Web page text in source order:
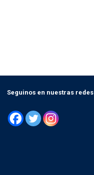
Seguinos en nuestras redes